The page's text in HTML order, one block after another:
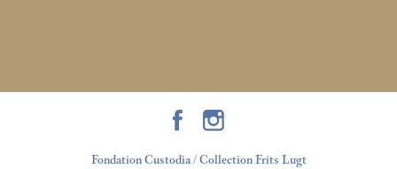
Fondation Custodia / Collection Frits Lugt